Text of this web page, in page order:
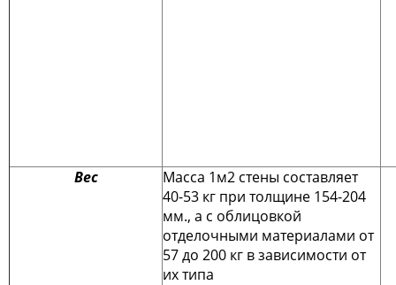
Вес
Масса 1м2 стены составляет
40-53 кг при толщине 154-204
мм., а с облицовкой
отделочными материалами от
57 до 200 кг в зависимости от
их типа